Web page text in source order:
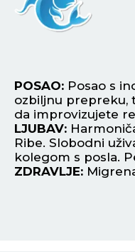
POSAO: Posao s
ozbiljnu prepreku,
da improvizujete
LJUBAV:
Ribe. Slobodni
kolegom s posla.
ZDRAVLJE: